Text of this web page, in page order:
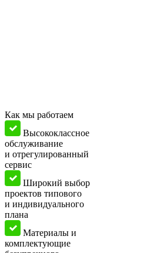
Как мы работаем
Высококлассное
обслуживание
и отрегулированный
сервис
Широкий выбор
проектов типового
и индивидуального
плана
Материалы и
комплектующие